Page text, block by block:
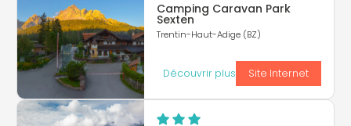
Camping Caravan Park
Sexten
Trentin-Haut-Adige (BZ)
Découvrir plus Site Internet